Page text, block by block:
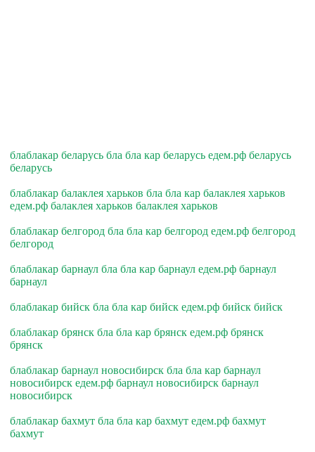
блаблакар беларусь бла бла кар беларусь едем.рф беларусь
беларусь
блаблакар балаклея харьков бла бла кар балаклея харьков
едем.рф балаклея харьков балаклея харьков
блаблакар белгород бла бла кар белгород едем.рф белгород
белгород
блаблакар барнаул бла бла кар барнаул едем.рф барнаул
барнаул
блаблакар бийск бла бла кар бийск едем.рф бийск бийск
блаблакар брянск бла бла кар брянск едем.рф брянск
брянск
блаблакар барнаул новосибирск бла бла кар барнаул
новосибирск едем.рф барнаул новосибирск барнаул
новосибирск
блаблакар бахмут бла бла кар бахмут едем.рф бахмут
бахмут